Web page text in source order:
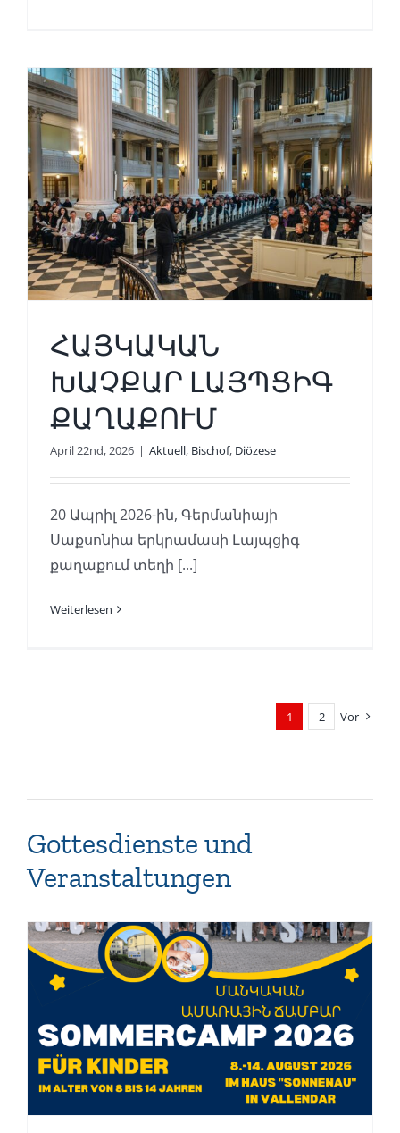
ՀԱՅԿԱԿԱՆ
ԽԱՉՔԱՐ ԼԱՅՊՑԻԳ
ՔԱՂԱՔՈՒՄ
April 22nd, 2026 | Aktuell, Bischof, Diözese
20 Ապրիլ 2026-ին, Գերմանիայի
Սաքսոնիա երկրամասի Լայպցիգ
քաղաքում տեղի [...]
Weiterlesen
1 2 Vor
Gottesdienste und
Veranstaltungen